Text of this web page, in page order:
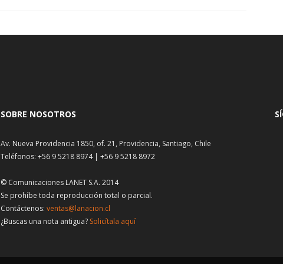
SOBRE NOSOTROS
Av. Nueva Providencia 1850, of. 21, Providencia, Santiago, Chile
Teléfonos: +56 9 5218 8974 | +56 9 5218 8972
© Comunicaciones LANET S.A. 2014
Se prohíbe toda reproducción total o parcial.
Contáctenos: ventas@lanacion.cl
¿Buscas una nota antigua? Solicítala aquí